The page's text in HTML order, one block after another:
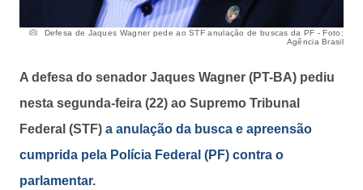
Defesa de Jaques Wagner pede ao STF anulação de buscas da PF - Foto:
Agência Brasil
A defesa do senador Jaques Wagner (PT-BA) pediu
nesta segunda-feira (22) ao Supremo Tribunal
Federal (STF) a anulação da busca e apreensão
cumprida pela Polícia Federal (PF) contra o
parlamentar.